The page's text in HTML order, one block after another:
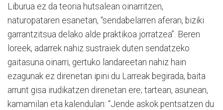
Liburua ez da teoria hutsalean oinarritzen,
naturopataren esanetan, “sendabelarren aferan, biziki
garrantzitsua delako alde praktikoa jorratzea”. Beren
loreek, adarrek nahiz sustraiek duten sendatzeko
gaitasuna oinarri, gertuko landareetan nahiz hain
ezagunak ez direnetan ipini du Larreak begirada, baita
arrunt gisa irudikatzen direnetan ere; tartean, asunean,
kamamilan eta kalendulan: “Jende askok pentsatzen du